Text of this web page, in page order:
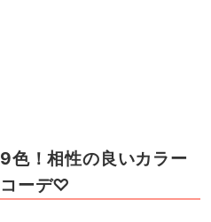
色！相性の良いカラー
ーデ♡